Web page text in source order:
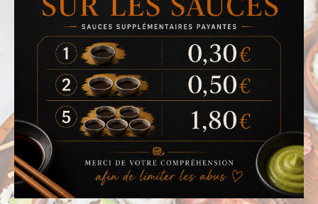
ACCUEIL
LA CARTE
VOTRE COMPTE
NOTRE RESTAURANT
VOS AVIS
MENTIONS LÉGALES
C.G.V